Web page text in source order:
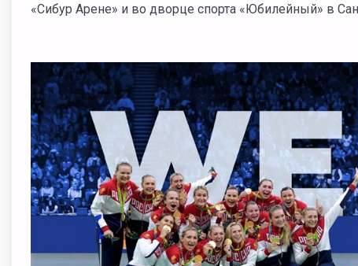
«Сибур Арене» и во дворце спорта «Юбилейный» в